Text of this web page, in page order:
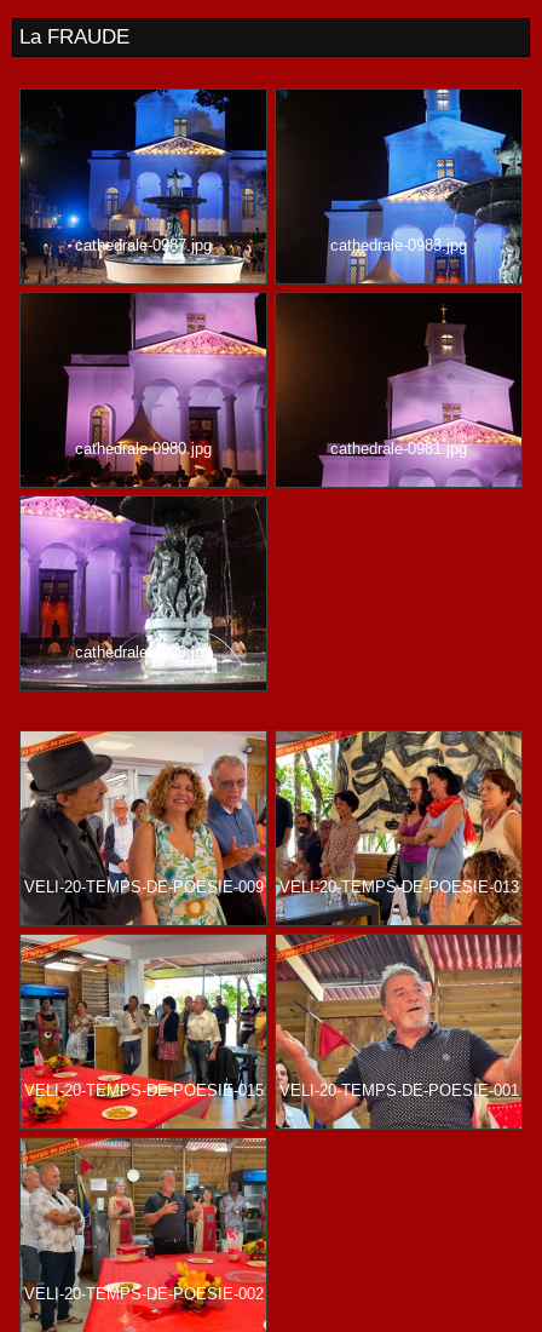
La FRAUDE
cathedrale-0987.jpg cathedrale-0983.jpg
cathedrale-0980.jpg cathedrale-0981.jpg
cathedrale-0993.jpg
VELI-20-TEMPS-DE-POESIE-009 VELI-20-TEMPS-DE-POESIE-013
VELI-20-TEMPS-DE-POESIE-015 VELI-20-TEMPS-DE-POESIE-001
VELI-20-TEMPS-DE-POESIE-002